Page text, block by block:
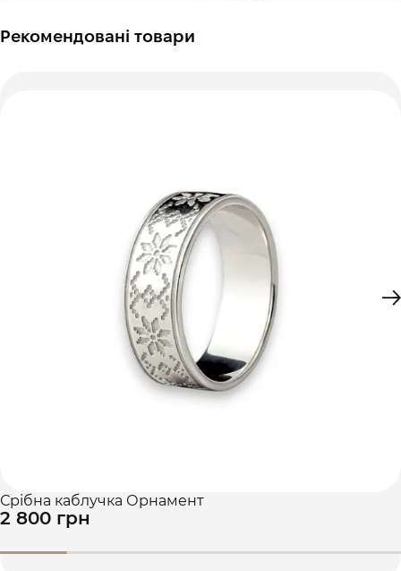
Рекомендовані товари
Срібна каблучка Орнамент
2 800 грн